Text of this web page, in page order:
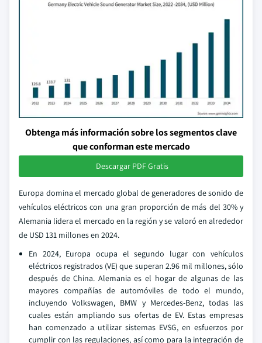
Obtenga más información sobre los segmentos clave
que conforman este mercado
Descargar PDF Gratis
Europa domina el mercado global de generadores de sonido de
vehículos eléctricos con una gran proporción de más del 30% y
Alemania lidera el mercado en la región y se valoró en alrededor
de USD 131 millones en 2024.
En 2024, Europa ocupa el segundo lugar con vehículos
eléctricos registrados (VE) que superan 2.96 mil millones, sólo
después de China. Alemania es el hogar de algunas de las
mayores compañías de automóviles de todo el mundo,
incluyendo Volkswagen, BMW y Mercedes-Benz, todas las
cuales están ampliando sus ofertas de EV. Estas empresas
han comenzado a utilizar sistemas EVSG, en esfuerzos por
cumplir con las regulaciones, así como para la integración de